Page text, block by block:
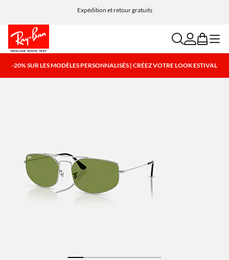
Expédition et retour gratuits
Choisissez Klarna et PayPal pour des options de paiement simples et flexibles
searchaccount
bag menu
-20% SUR LES MODÈLES PERSONNALISÉS | CRÉEZ VOTRE LOOK ESTIVAL